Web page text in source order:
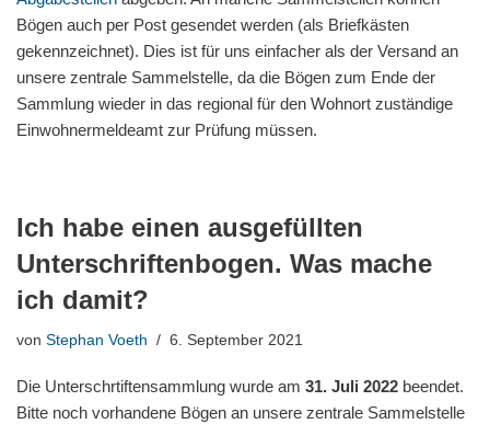
Bögen auch per Post gesendet werden (als Briefkästen
gekennzeichnet). Dies ist für uns einfacher als der Versand an
unsere zentrale Sammelstelle, da die Bögen zum Ende der
Sammlung wieder in das regional für den Wohnort zuständige
Einwohnermeldeamt zur Prüfung müssen.
Ich habe einen ausgefüllten
Unterschriftenbogen. Was mache
ich damit?
von Stephan Voeth 6. September 2021
Die Unterschrtiftensammlung wurde am 31. Juli 2022 beendet.
Bitte noch vorhandene Bögen an unsere zentrale Sammelstelle